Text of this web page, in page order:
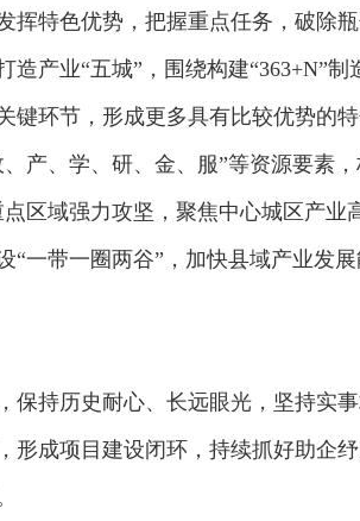
挥特色优势，把握重点任务，破除
产业“五城”，围绕构建“363+N”
键环节，形成更多具有比较优势的
产、学、研、金、服”等资源要素
区域强力攻坚，聚焦中心城区产
一带一圈两谷”，加快县域产业发
保持历史耐心、长远眼光，坚持实
形成项目建设闭环，持续抓好助企